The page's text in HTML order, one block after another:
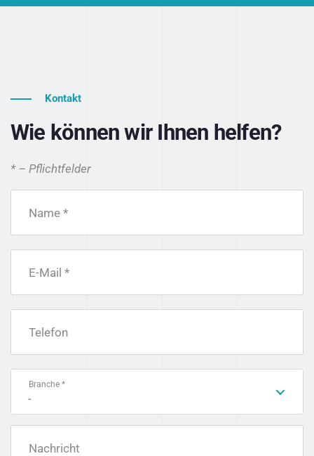
Kontakt
Wie können wir Ihnen helfen?
* – Pflichtfelder
Name *
E-Mail *
Telefon
Branche *
-
Nachricht